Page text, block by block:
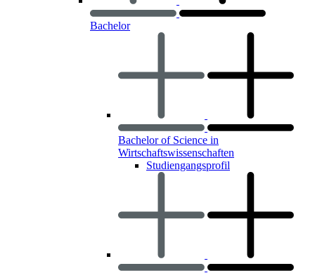
Bachelor
Bachelor of Science in
Wirtschaftswissenschaften
Studiengangsprofil